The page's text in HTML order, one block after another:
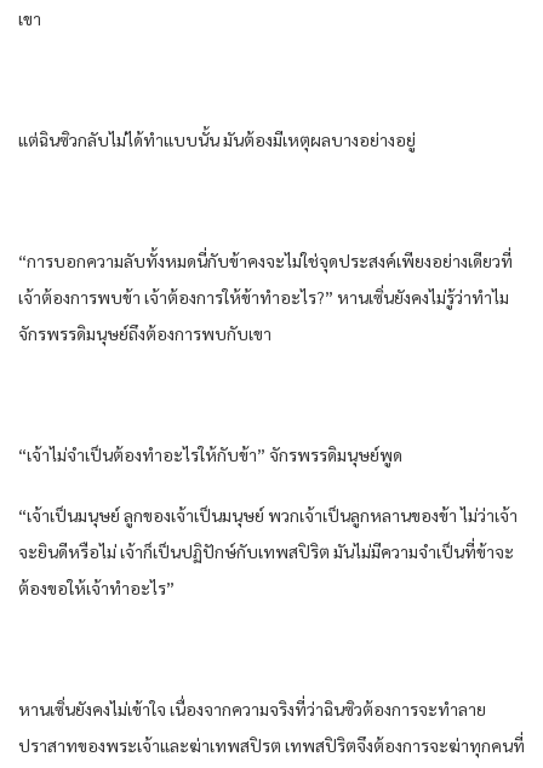
เขา
แต่ฉินซิวกลับไม่ได้ทำแบบนั้น มันต้องมีเหตุผลบางอย่างอยู่
“การบอกความลับทั้งหมดนี่กับข้าคงจะไม่ใช่จุดประสงค์เพียงอย่างเดียวที่
เจ้าต้องการพบข้า เจ้าต้องการให้ข้าทำอะไร?” หานเซิ่นยังคงไม่รู้ว่าทำไม
จักรพรรดิมนุษย์ถึงต้องการพบกับเขา
“เจ้าไม่จำเป็นต้องทำอะไรให้กับข้า” จักรพรรดิมนุษย์พูด
“เจ้าเป็นมนุษย์ ลูกของเจ้าเป็นมนุษย์ พวกเจ้าเป็นลูกหลานของข้า ไม่ว่าเจ้า
จะยินดีหรือไม่ เจ้าก็เป็นปฏิปักษ์กับเทพสปิริต มันไม่มีความจำเป็นที่ข้าจะ
ต้องขอให้เจ้าทำอะไร”
หานเซิ่นยังคงไม่เข้าใจ เนื่องจากความจริงที่ว่าฉินซิวต้องการจะทำลาย
ปราสาทของพระเจ้าและฆ่าเทพสปิรต เทพสปิริตจึงต้องการจะฆ่าทุกคนที่